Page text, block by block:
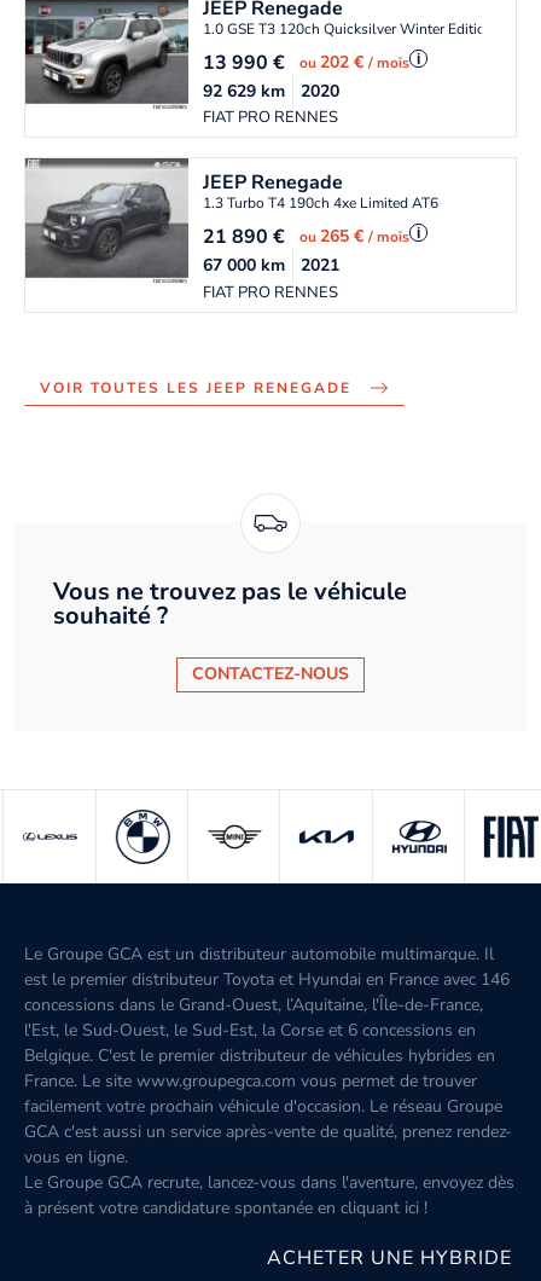
JEEP Renegade
1.0 GSE T3 120ch Quicksilver Winter Edition MY20
13 990€ ou202 €/ mois i
FIAT PRO RENNES
92 629km 2020
JEEP Renegade
1.3 Turbo T4 190ch 4xe Limited AT6
21 890€ ou265 €/ mois i
FIAT PRO RENNES
67 000km 2021
VOIR TOUTES LES JEEP RENEGADE
Vous ne trouvez pas le véhicule
souhaité ?
CONTACTEZ-NOUS
Le Groupe GCA est un distributeur automobile multimarque. Il
est le premier distributeur Toyota et Hyundai en France avec 146
concessions dans le Grand-Ouest, l’Aquitaine, l'Île-de-France,
l'Est, le Sud-Ouest, le Sud-Est, la Corse et 6 concessions en
Belgique. C'est le premier distributeur de véhicules hybrides en
France. Le site www.groupegca.com vous permet de trouver
facilement votre prochain véhicule d'occasion. Le réseau Groupe
GCA c'est aussi un service après-vente de qualité, prenez rendez-
vous en ligne.
Le Groupe GCA recrute, lancez-vous dans l'aventure, envoyez dès
à présent votre candidature spontanée en cliquant ici !
ACHETER UNE HYBRIDE